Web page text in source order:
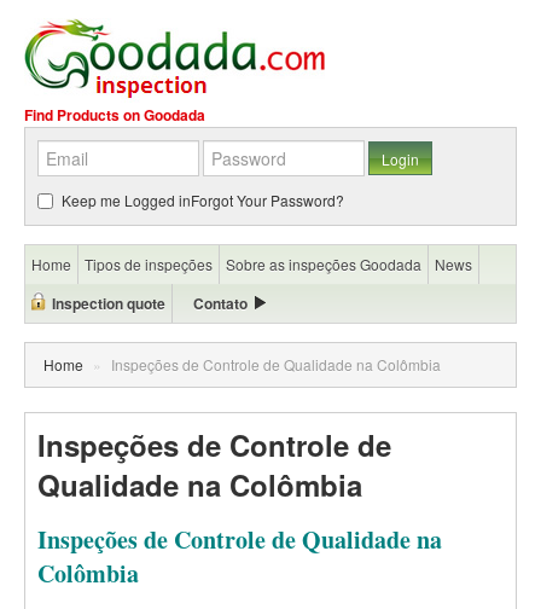
Find Products on Goodada
Keep me Logged inForgot Your Password?
Home Tipos de inspeções Sobre as inspeções Goodada News
Inspection quote Contato
Home » Inspeções de Controle de Qualidade na Colômbia
Inspeções de Controle de
Qualidade na Colômbia
Inspeções de Controle de Qualidade na
Colômbia